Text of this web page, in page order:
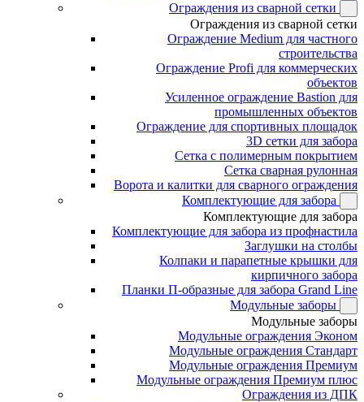
Ограждения из сварной сетки
Ограждения из сварной сетки
Ограждение Medium для частного
строительства
Ограждение Profi для коммерческих
объектов
Усиленное ограждение Bastion для
промышленных объектов
Ограждение для спортивных площадок
3D сетки для забора
Сетка с полимерным покрытием
Сетка сварная рулонная
Ворота и калитки для сварного ограждения
Комплектующие для забора
Комплектующие для забора
Комплектующие для забора из профнастила
Заглушки на столбы
Колпаки и парапетные крышки для
кирпичного забора
Планки П-образные для забора Grand Line
Модульные заборы
Модульные заборы
Модульные ограждения Эконом
Модульные ограждения Стандарт
Модульные ограждения Премиум
Модульные ограждения Премиум плюс
Ограждения из ДПК